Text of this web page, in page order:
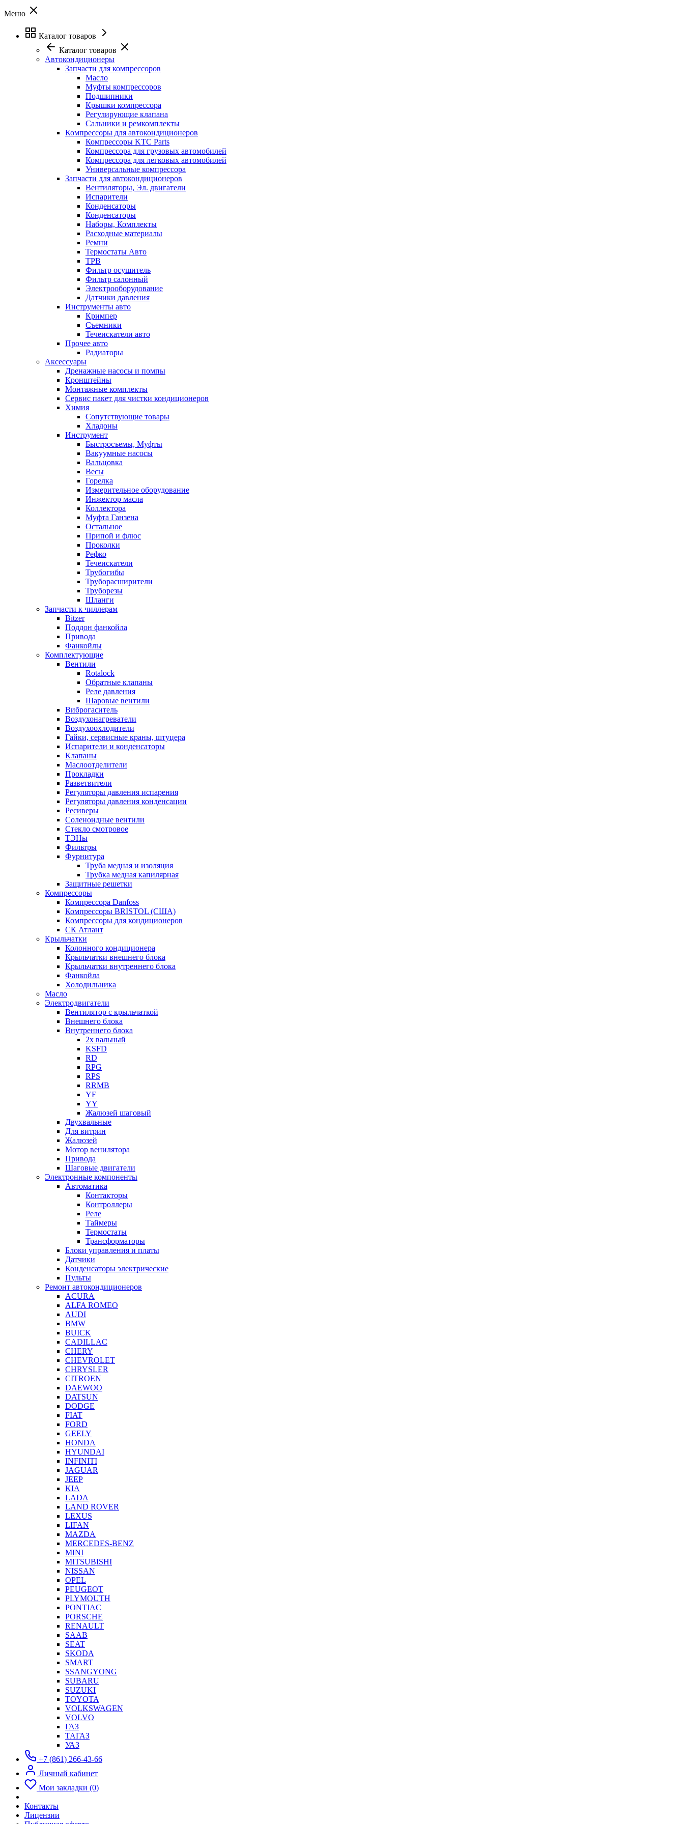
Меню
Каталог товаров
Каталог товаров
Автокондиционеры
Запчасти для компрессоров
Масло
Муфты компрессоров
Подшипники
Крышки компрессора
Регулирующие клапана
Сальники и ремкомплекты
Компрессоры для автокондиционеров
Компрессоры KTC Parts
Компрессора для грузовых автомобилей
Компрессора для легковых автомобилей
Универсальные компрессора
Запчасти для автокондиционеров
Вентиляторы, Эл. двигатели
Испарители
Конденсаторы
Конденсаторы
Наборы, Комплекты
Расходные материалы
Ремни
Термостаты Авто
ТРВ
Фильтр осушитель
Фильтр салонный
Электрооборудование
Датчики давления
Инструменты авто
Кримпер
Съемники
Течеискатели авто
Прочее авто
Радиаторы
Аксессуары
Дренажные насосы и помпы
Кронштейны
Монтажные комплекты
Сервис пакет для чистки кондиционеров
Химия
Сопутствующие товары
Хладоны
Инструмент
Быстросъемы, Муфты
Вакуумные насосы
Вальцовка
Весы
Горелка
Измерительное оборудование
Инжектор масла
Коллектора
Муфта Ганзена
Остальное
Припой и флюс
Проколки
Рефко
Течеискатели
Трубогибы
Труборасширители
Труборезы
Шланги
Запчасти к чиллерам
Bitzer
Поддон фанкойла
Привода
Фанкойлы
Комплектующие
Вентили
Rotalock
Обратные клапаны
Реле давления
Шаровые вентили
Виброгаситель
Воздухонагреватели
Воздухоохлодители
Гайки, сервисные краны, штуцера
Испарители и конденсаторы
Клапаны
Маслоотделители
Прокладки
Разветвители
Регуляторы давления испарения
Регуляторы давления конденсации
Ресиверы
Соленоидные вентили
Стекло смотровое
ТЭНы
Фильтры
Фурнитура
Труба медная и изоляция
Трубка медная капилярная
Защитные решетки
Компрессоры
Компрессора Danfoss
Компрессоры BRISTOL (США)
Компрессоры для кондиционеров
СК Атлант
Крыльчатки
Колонного кондиционера
Крыльчатки внешнего блока
Крыльчатки внутреннего блока
Фанкойла
Холодильника
Масло
Электродвигатели
Вентилятор с крыльчаткой
Внешнего блока
Внутреннего блока
2х вальный
KSFD
RD
RPG
RPS
RRMB
YF
YY
Жалюзей шаговый
Двухвальные
Для витрин
Жалюзей
Мотор венилятора
Привода
Шаговые двигатели
Электронные компоненты
Автоматика
Контакторы
Контроллеры
Реле
Таймеры
Термостаты
Трансформаторы
Блоки управления и платы
Датчики
Конденсаторы электрические
Пульты
Ремонт автокондиционеров
ACURA
ALFA ROMEO
AUDI
BMW
BUICK
CADILLAC
CHERY
CHEVROLET
CHRYSLER
CITROEN
DAEWOO
DATSUN
DODGE
FIAT
FORD
GEELY
HONDA
HYUNDAI
INFINITI
JAGUAR
JEEP
KIA
LADA
LAND ROVER
LEXUS
LIFAN
MAZDA
MERCEDES-BENZ
MINI
MITSUBISHI
NISSAN
OPEL
PEUGEOT
PLYMOUTH
PONTIAC
PORSCHE
RENAULT
SAAB
SEAT
SKODA
SMART
SSANGYONG
SUBARU
SUZUKI
TOYOTA
VOLKSWAGEN
VOLVO
ГАЗ
ТАГАЗ
УАЗ
+7 (861) 266-43-66
Личный кабинет
Мои закладки (0)
Контакты
Лицензии